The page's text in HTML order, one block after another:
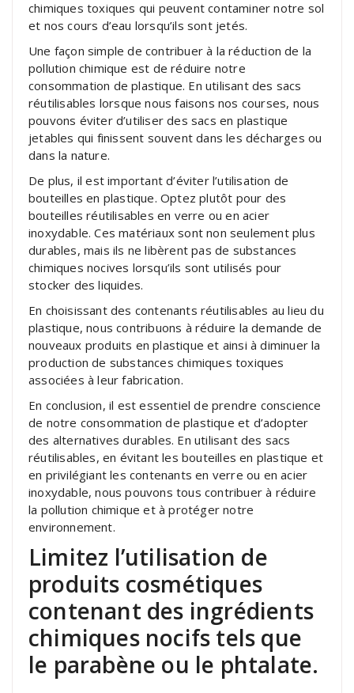
chimiques toxiques qui peuvent contaminer notre sol
et nos cours d’eau lorsqu’ils sont jetés.
Une façon simple de contribuer à la réduction de la
pollution chimique est de réduire notre
consommation de plastique. En utilisant des sacs
réutilisables lorsque nous faisons nos courses, nous
pouvons éviter d’utiliser des sacs en plastique
jetables qui finissent souvent dans les décharges ou
dans la nature.
De plus, il est important d’éviter l’utilisation de
bouteilles en plastique. Optez plutôt pour des
bouteilles réutilisables en verre ou en acier
inoxydable. Ces matériaux sont non seulement plus
durables, mais ils ne libèrent pas de substances
chimiques nocives lorsqu’ils sont utilisés pour
stocker des liquides.
En choisissant des contenants réutilisables au lieu du
plastique, nous contribuons à réduire la demande de
nouveaux produits en plastique et ainsi à diminuer la
production de substances chimiques toxiques
associées à leur fabrication.
En conclusion, il est essentiel de prendre conscience
de notre consommation de plastique et d’adopter
des alternatives durables. En utilisant des sacs
réutilisables, en évitant les bouteilles en plastique et
en privilégiant les contenants en verre ou en acier
inoxydable, nous pouvons tous contribuer à réduire
la pollution chimique et à protéger notre
environnement.
Limitez l’utilisation de
produits cosmétiques
contenant des ingrédients
chimiques nocifs tels que
le parabène ou le phtalate.